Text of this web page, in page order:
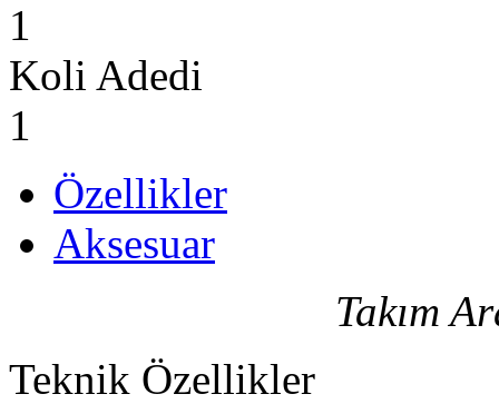
1
Koli Adedi
1
Özellikler
Aksesuar
Takım
Teknik Özellikler